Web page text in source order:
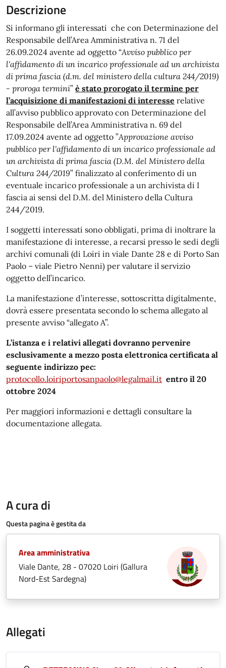
Descrizione
Si informano gli interessati che con Determinazione del
Responsabile dell’Area Amministrativa n. 71 del
26.09.2024 avente ad oggetto “Avviso pubblico per
l'affidamento di un incarico professionale ad un archivista
di prima fascia (d.m. del ministero della cultura 244/2019)
- proroga termini” è stato prorogato il termine per
l’acquisizione di manifestazioni di interesse relative
all’avviso pubblico approvato con Determinazione del
Responsabile dell’Area Amministrativa n. 69 del
17.09.2024 avente ad oggetto ”Approvazione avviso
pubblico per l'affidamento di un incarico professionale ad
un archivista di prima fascia (D.M. del Ministero della
Cultura 244/2019” finalizzato al conferimento di un
eventuale incarico professionale a un archivista di I
fascia ai sensi del D.M. del Ministero della Cultura
244/2019.
I soggetti interessati sono obbligati, prima di inoltrare la
manifestazione di interesse, a recarsi presso le sedi degli
archivi comunali (di Loiri in viale Dante 28 e di Porto San
Paolo – viale Pietro Nenni) per valutare il servizio
oggetto dell’incarico.
La manifestazione d’interesse, sottoscritta digitalmente,
dovrà essere presentata secondo lo schema allegato al
presente avviso “allegato A”.
L’istanza e i relativi allegati dovranno pervenire
esclusivamente a mezzo posta elettronica certificata al
seguente indirizzo pec:
protocollo.loiriportosanpaolo@legalmail.it entro il 20
ottobre 2024
Per maggiori informazioni e dettagli consultare la
documentazione allegata.
A cura di
Questa pagina è gestita da
Area amministrativa
Viale Dante, 28 - 07020 Loiri (Gallura
Nord-Est Sardegna)
Allegati